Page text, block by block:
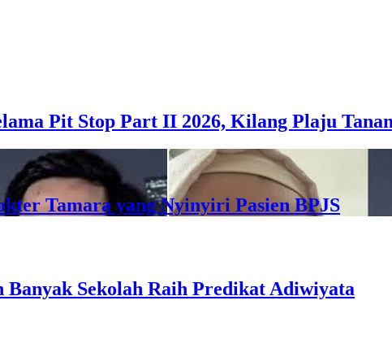
Pit Stop Part II 2026, Kilang Plaju
Tamara yang Nyinyiri Pasien BPJS
Banyak Sekolah Raih Predikat Adiwiyata